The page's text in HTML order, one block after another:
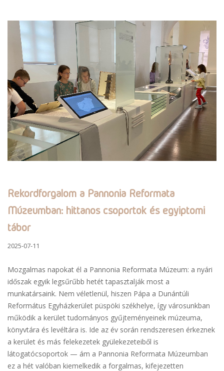
Rekordforgalom a Pannonia Reformata
Múzeumban: hittanos csoportok és egyiptomi
tábor
2025-07-11
Mozgalmas napokat él a Pannonia Reformata Múzeum: a nyári
időszak egyik legsűrűbb hetét tapasztalják most a
munkatársaink. Nem véletlenül, hiszen Pápa a Dunántúli
Református Egyházkerület püspöki székhelye, így városunkban
működik a kerület tudományos gyűjteményeinek múzeuma,
könyvtára és levéltára is. Ide az év során rendszeresen érkeznek
a kerület és más felekezetek gyülekezeteiből is
látogatócsoportok — ám a Pannonia Reformata Múzeumban
ez a hét valóban kiemelkedik a forgalmas, kifejezetten